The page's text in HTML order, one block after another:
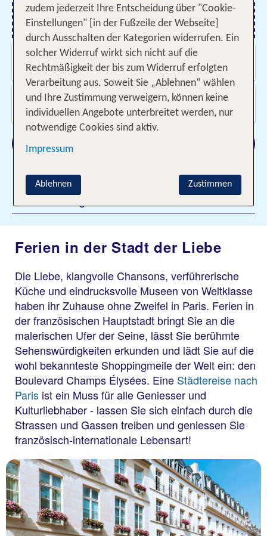
Flug hinzufügen
Wann & wie lange?
09.08.2026 - 02.06.2027, Beliebig
Wer reist mit?
2 Erwachsene
Filter hinzufügen
Ferien in der Stadt der Liebe
Die Liebe, klangvolle Chansons, verführerische
Küche und eindrucksvolle Museen von Weltklasse
haben ihr Zuhause ohne Zweifel in Paris. Ferien in
der französischen Hauptstadt bringt Sie an die
malerischen Ufer der Seine, lässt Sie berühmte
Sehenswürdigkeiten erkunden und lädt Sie auf die
wohl bekannteste Shoppingmeile der Welt ein: den
Boulevard Champs Élysées. Eine Städtereise nach
Paris ist ein Muss für alle Geniesser und
Kulturliebhaber - lassen Sie sich einfach durch die
Strassen und Gassen treiben und geniessen Sie
französisch-internationale Lebensart!
zudem jederzeit Ihre Entscheidung über "Cookie-
Einstellungen" [in der Fußzeile der Webseite]
durch Ausschalten der Kategorien widerrufen. Ein
solcher Widerruf wirkt sich nicht auf die
Rechtmäßigkeit der bis zum Widerruf erfolgten
Verarbeitung aus. Soweit Sie „Ablehnen“ wählen
und Ihre Zustimmung verweigern, können keine
individuellen Angebote unterbreitet werden, nur
notwendige Cookies sind aktiv.
Impressum
Zustimmen
Ablehnen